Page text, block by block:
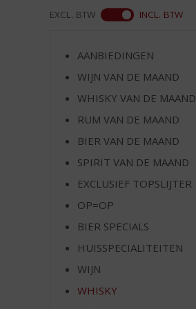
EXCL. BTW INCL. BTW
AANBIEDINGEN
WIJN VAN DE MAAND
WHISKY VAN DE MAAND
RUM VAN DE MAAND
BIER VAN DE MAAND
SPIRIT VAN DE MAAND
EXCLUSIEF TOPSLIJTER
OP=OP
BIER SPECIALS
HUISSPECIALITEITEN
WIJN
WHISKY